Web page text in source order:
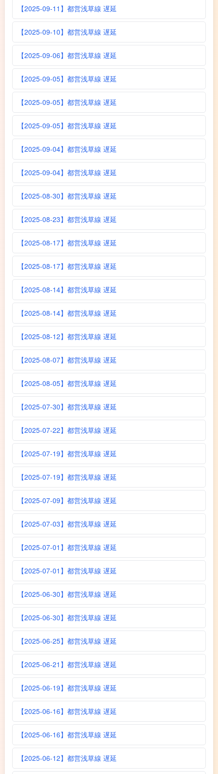
【2025-09-11】都営浅草線 遅延
【2025-09-10】都営浅草線 遅延
【2025-09-06】都営浅草線 遅延
【2025-09-05】都営浅草線 遅延
【2025-09-05】都営浅草線 遅延
【2025-09-05】都営浅草線 遅延
【2025-09-04】都営浅草線 遅延
【2025-09-04】都営浅草線 遅延
【2025-08-30】都営浅草線 遅延
【2025-08-23】都営浅草線 遅延
【2025-08-17】都営浅草線 遅延
【2025-08-17】都営浅草線 遅延
【2025-08-14】都営浅草線 遅延
【2025-08-14】都営浅草線 遅延
【2025-08-12】都営浅草線 遅延
【2025-08-07】都営浅草線 遅延
【2025-08-05】都営浅草線 遅延
【2025-07-30】都営浅草線 遅延
【2025-07-22】都営浅草線 遅延
【2025-07-19】都営浅草線 遅延
【2025-07-19】都営浅草線 遅延
【2025-07-09】都営浅草線 遅延
【2025-07-03】都営浅草線 遅延
【2025-07-01】都営浅草線 遅延
【2025-07-01】都営浅草線 遅延
【2025-06-30】都営浅草線 遅延
【2025-06-30】都営浅草線 遅延
【2025-06-25】都営浅草線 遅延
【2025-06-21】都営浅草線 遅延
【2025-06-19】都営浅草線 遅延
【2025-06-16】都営浅草線 遅延
【2025-06-16】都営浅草線 遅延
【2025-06-12】都営浅草線 遅延